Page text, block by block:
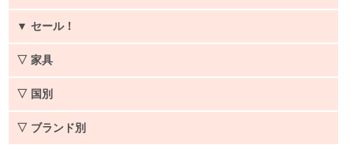
▼ セール！
▽ 家具
▽ 国別
▽ ブランド別